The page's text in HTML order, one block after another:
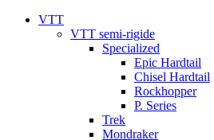
VTT
VTT semi-rigide
Specialized
Epic Hardtail
Chisel Hardtail
Rockhopper
P. Series
Trek
Mondraker